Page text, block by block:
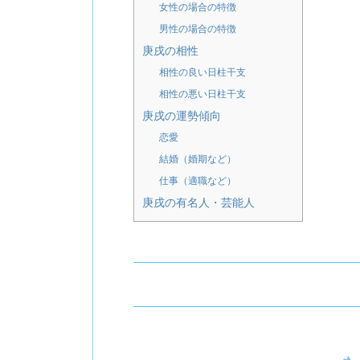
女性の場合の特徴
男性の場合の特徴
庚戌の相性
相性の良い日柱干支
相性の悪い日柱干支
庚戌の運勢傾向
恋愛
結婚（婚期など）
仕事（適職など）
庚戌の有名人・芸能人